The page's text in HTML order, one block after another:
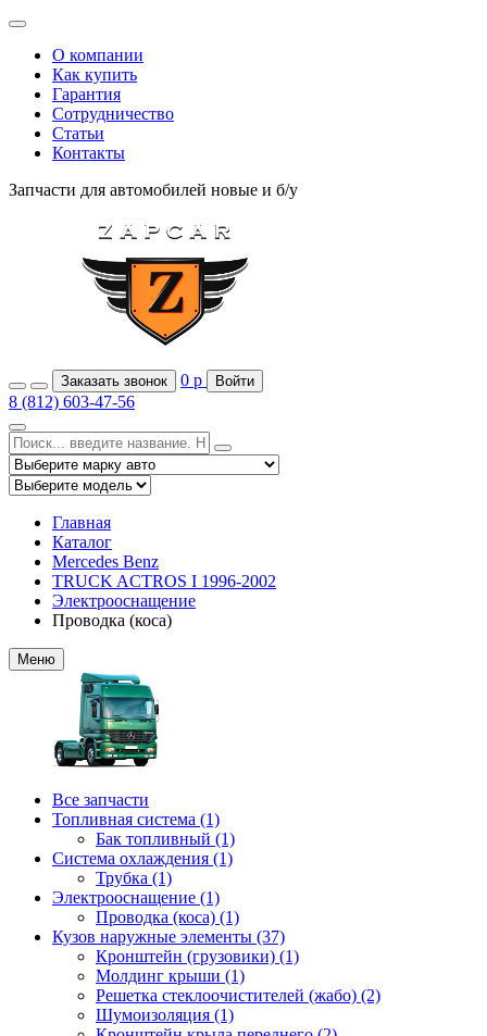
О компании
Как купить
Гарантия
Сотрудничество
Статьи
Контакты
Запчасти для автомобилей новые и б/у
Заказать звонок 0 р Войти
8 (812) 603-47-56
Главная
Каталог
Mercedes Benz
TRUCK ACTROS I 1996-2002
Электрооснащение
Проводка (коса)
Меню
Все запчасти
Топливная система (1)
Бак топливный (1)
Система охлаждения (1)
Трубка (1)
Электрооснащение (1)
Проводка (коса) (1)
Кузов наружные элементы (37)
Кронштейн (грузовики) (1)
Молдинг крыши (1)
Решетка стеклоочистителей (жабо) (2)
Шумоизоляция (1)